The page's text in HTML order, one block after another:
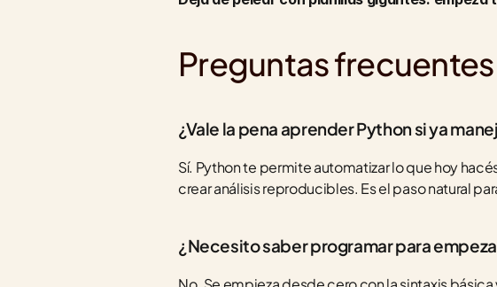
Preguntas frecuentes
¿Vale la pena aprender Python si ya
Sí. Python te permite automatizar lo que hoy
crear análisis reproducibles. Es el paso natural
¿Necesito saber programar para